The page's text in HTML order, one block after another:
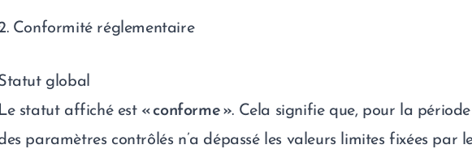
Conformité réglementaire
global
Le statut affiché est « conforme ». Cela signifie que, pour la
paramètres contrôlés n’a dépassé les valeurs limites fixées par